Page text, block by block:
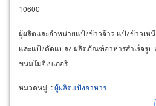
10600
ผู้ผลิตและจำหน่ายแป้งข้าวจ้าว แป้งข้าวเห
และแป้งดัดแปลง ผลิตภัณฑ์อาหารสำเร็จรูป
ขนมโมจิเบเกอรี่
หมวดหมู่ :ผู้ผลิตแป้งอาหาร